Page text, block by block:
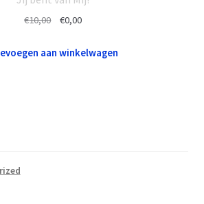
€10,00
Oorspronkelijke
was:
€0,00Huidige
is:
aan winkelwagen